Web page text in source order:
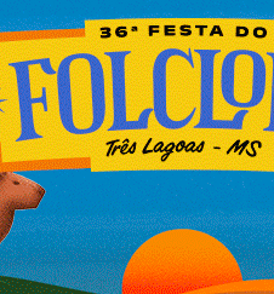
vacinação. Caso esses (pais
maior de idade deve levar o
responsável) na data da
e carteira SUS da criança.
mais de 15 dias desde a
19. O mesmo deve ser
contra covid-19, ou seja,